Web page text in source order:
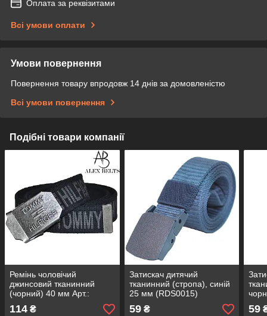
Оплата за реквізитами
Всі умови оплати
Умови повернення
Повернення товару впродовж 14 днів за домовленістю
Всі умови повернення
Подібні товари компанії
Ремінь чоловічий
джинсовий тканинний
(чорний) 40 мм Арт.:
40RMT0011
114 ₴
Затискач дитячий
тканинний (стропа), синій
25 мм (RDS0015)
59₴ 59